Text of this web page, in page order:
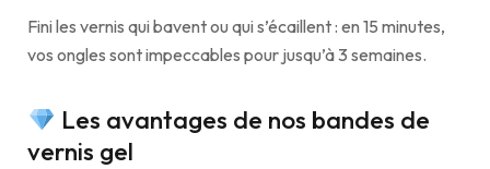
Fini les vernis qui bavent ou qui s’écaillent : en 15 minutes,
vos ongles sont impeccables pour jusqu’à 3 semaines.
Les avantages de nos bandes de
vernis gel